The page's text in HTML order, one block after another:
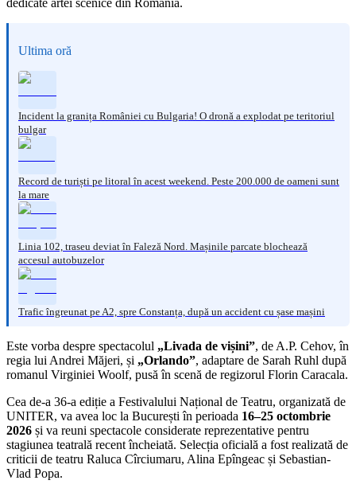
Ultima oră
Incident la granița României cu Bulgaria! O dronă a explodat pe teritoriul
bulgar
Record de turiști pe litoral în acest weekend. Peste 200.000 de oameni sunt
la mare
Linia 102, traseu deviat în Faleză Nord. Mașinile parcate blochează
accesul autobuzelor
Trafic îngreunat pe A2, spre Constanța, după un accident cu șase mașini
Este vorba despre spectacolul „Livada de vișini”, de A.P. Cehov, în
regia lui Andrei Măjeri, și „Orlando”, adaptare de Sarah Ruhl după
romanul Virginiei Woolf, pusă în scenă de regizorul Florin Caracala.
Cea de-a 36-a ediție a Festivalului Național de Teatru, organizată de
UNITER, va avea loc la București în perioada 16–25 octombrie
2026 și va reuni spectacole considerate reprezentative pentru
stagiunea teatrală recent încheiată. Selecția oficială a fost realizată de
criticii de teatru Raluca Cîrciumaru, Alina Epîngeac și Sebastian-
Vlad Popa.